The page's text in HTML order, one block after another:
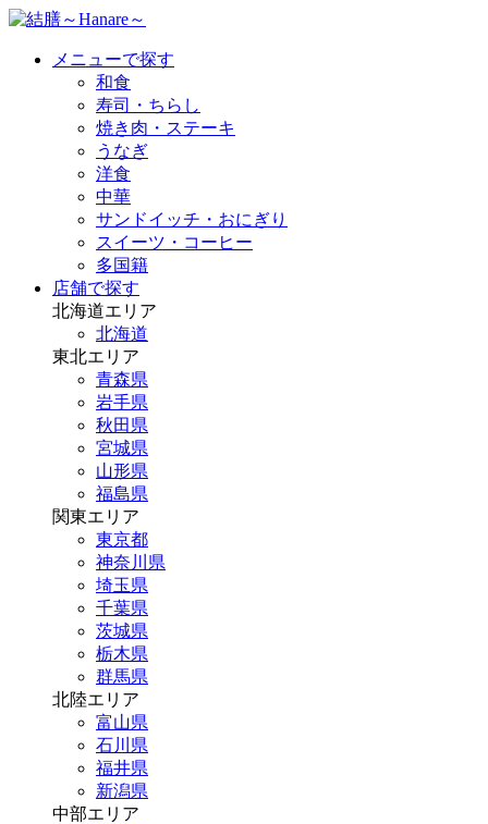
メニューで探す
和食
寿司・ちらし
焼き肉・ステーキ
うなぎ
洋食
中華
サンドイッチ・おにぎり
スイーツ・コーヒー
多国籍
店舗で探す
北海道エリア
北海道
東北エリア
青森県
岩手県
秋田県
宮城県
山形県
福島県
関東エリア
東京都
神奈川県
埼玉県
千葉県
茨城県
栃木県
群馬県
北陸エリア
富山県
石川県
福井県
新潟県
中部エリア